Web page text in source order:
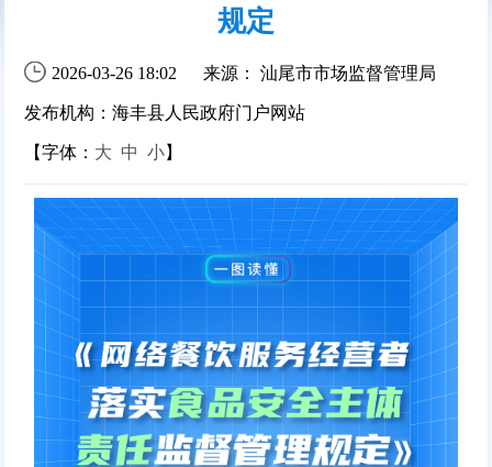
规定
2026-03-26 18:02 来源： 汕尾市市场监督管理局
发布机构：海丰县人民政府门户网站
【字体： 大 中 小】